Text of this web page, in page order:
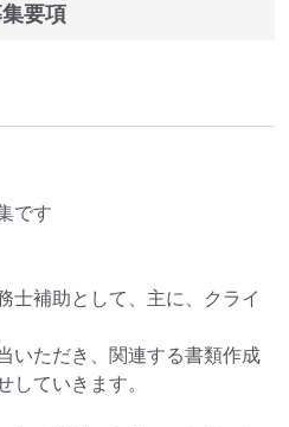
要項
です
士補助として、主に、クライ
いただき、関連する書類作成
ていきます。